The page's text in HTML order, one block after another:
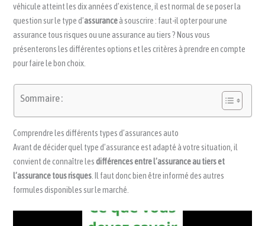
véhicule atteint les dix années d’existence, il est normal de se poser la
question sur le type d’assuranceà souscrire : faut-il opter pour une
assurance tous risques ou une assurance au tiers ? Nous vous
présenterons les différentes options et les critères à prendre en compte
pour faire le bon choix.
Sommaire :
Comprendre les différents types d’assurances auto
Avant de décider quel type d’assurance est adapté à votre situation, il
convient de connaître lesdifférences entre l’assurance au tiers et
l’assurance tous risques . Il faut donc bien être informé des autres
formules disponibles sur le marché.